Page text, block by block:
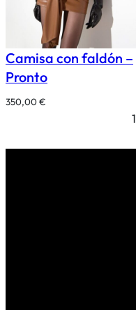
Camisa con faldón –
Pronto
350,00€
1